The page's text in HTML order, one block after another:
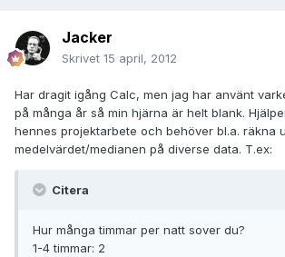
Jacker
Skrivet 15 april, 2012
Har dragit igång Calc, men jag har använt
på många år så min hjärna är helt blank.
hennes projektarbete och behöver bl.a. räkna
medelvärdet/medianen på diverse data. T.ex:
Citera
Hur många timmar per natt sover du?
1-4 timmar: 2